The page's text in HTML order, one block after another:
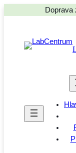
Doprava